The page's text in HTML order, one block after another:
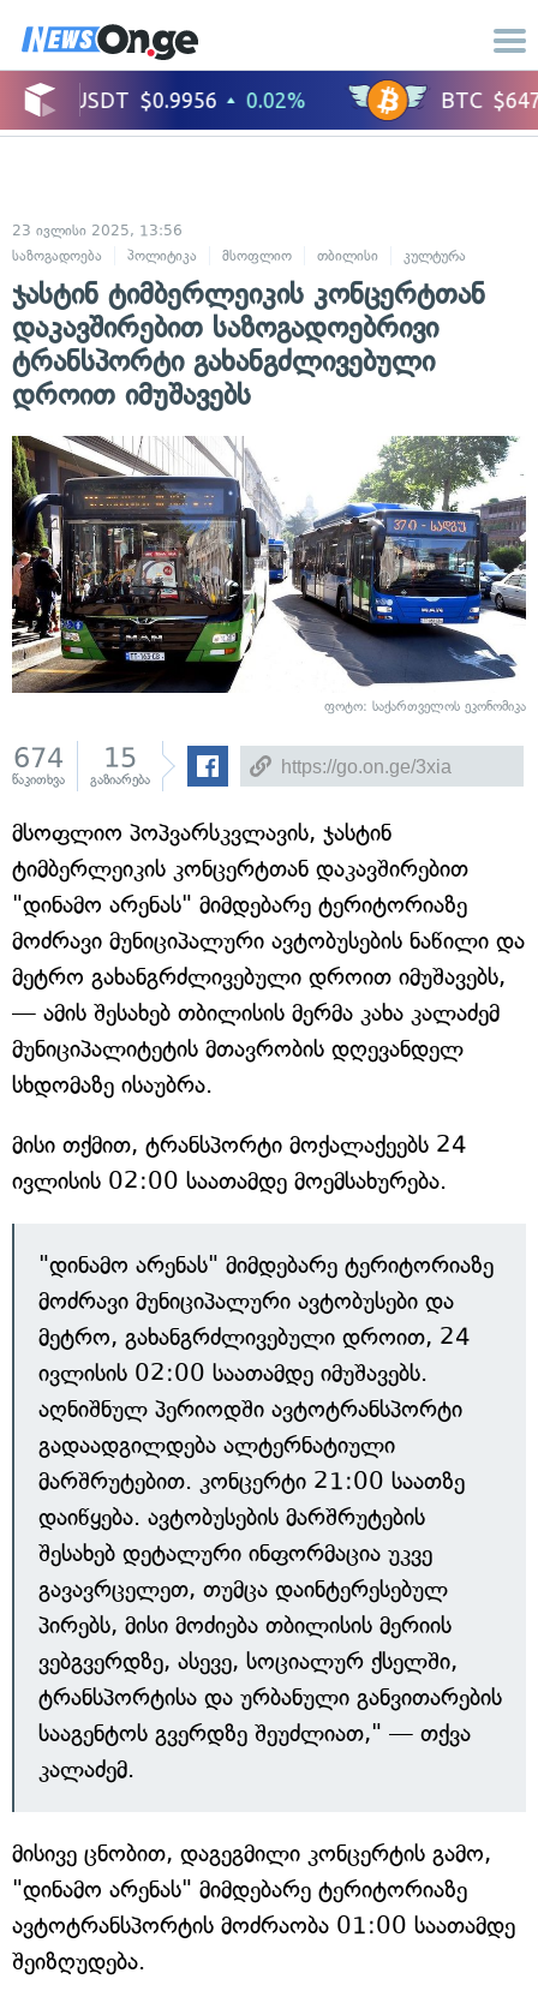
23 ივლისი 2025, 13:56
საზოგადოება
პოლიტიკა მსოფლიო თბილისი კულტურა
ჯასტინ ტიმბერლეიკის კონცერტთან
დაკავშირებით საზოგადოებრივი
ტრანსპორტი გახანგძლივებული
დროით იმუშავებს
ფოტო: საქართველოს ეკონომიკა
674
წაკითხვა
15
გაზიარება
მსოფლიო პოპვარსკვლავის, ჯასტინ
ტიმბერლეიკის კონცერტთან დაკავშირებით
"დინამო არენას" მიმდებარე ტერიტორიაზე
მოძრავი მუნიციპალური ავტობუსების ნაწილი და
მეტრო გახანგრძლივებული დროით იმუშავებს,
— ამის შესახებ თბილისის მერმა კახა კალაძემ
მუნიციპალიტეტის მთავრობის დღევანდელ
სხდომაზე ისაუბრა.
მისი თქმით, ტრანსპორტი მოქალაქეებს 24
ივლისის 02:00 საათამდე მოემსახურება.
"დინამო არენას" მიმდებარე ტერიტორიაზე
მოძრავი მუნიციპალური ავტობუსები და
მეტრო, გახანგრძლივებული დროით, 24
ივლისის 02:00 საათამდე იმუშავებს.
აღნიშნულ პერიოდში ავტოტრანსპორტი
გადაადგილდება ალტერნატიული
მარშრუტებით. კონცერტი 21:00 საათზე
დაიწყება. ავტობუსების მარშრუტების
შესახებ დეტალური ინფორმაცია უკვე
გავავრცელეთ, თუმცა დაინტერესებულ
პირებს, მისი მოძიება თბილისის მერიის
ვებგვერდზე, ასევე, სოციალურ ქსელში,
ტრანსპორტისა და ურბანული განვითარების
სააგენტოს გვერდზე შეუძლიათ," — თქვა
კალაძემ.
მისივე ცნობით, დაგეგმილი კონცერტის გამო,
"დინამო არენას" მიმდებარე ტერიტორიაზე
ავტოტრანსპორტის მოძრაობა 01:00 საათამდე
შეიზღუდება.